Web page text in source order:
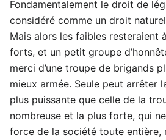
Fondamentalement le droit de
considéré comme un droit
Mais alors les faibles resteraient
forts, et un petit groupe
merci d’une troupe de brigands
mieux armée. Seule peut arrêter
plus puissante que celle de la
nombreuse et la plus forte, qui
force de la société toute entière,